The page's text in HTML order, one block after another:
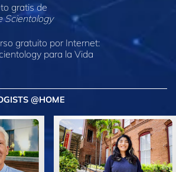
gratis de
Scientology
gratuito por Internet:
para la Vida
@HOME